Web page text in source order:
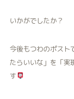
いかがでしたか？
今後もつわのポスト
たらいいな」を「実
す